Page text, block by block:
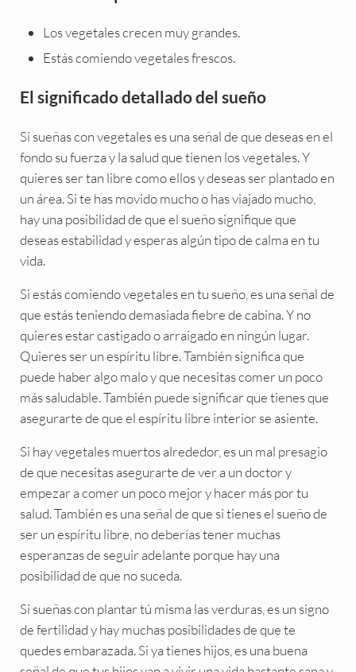
Los vegetales crecen muy grandes.
Estás comiendo vegetales frescos.
El significado detallado del sueño
Si sueñas con vegetales es una señal de que deseas en el
fondo su fuerza y la salud que tienen los vegetales. Y
quieres ser tan libre como ellos y deseas ser plantado en
un área. Si te has movido mucho o has viajado mucho,
hay una posibilidad de que el sueño signifique que
deseas estabilidad y esperas algún tipo de calma en tu
vida.
Si estás comiendo vegetales en tu sueño, es una señal de
que estás teniendo demasiada fiebre de cabina. Y no
quieres estar castigado o arraigado en ningún lugar.
Quieres ser un espíritu libre. También significa que
puede haber algo malo y que necesitas comer un poco
más saludable. También puede significar que tienes que
asegurarte de que el espíritu libre interior se asiente.
Si hay vegetales muertos alrededor, es un mal presagio
de que necesitas asegurarte de ver a un doctor y
empezar a comer un poco mejor y hacer más por tu
salud. También es una señal de que si tienes el sueño de
ser un espíritu libre, no deberías tener muchas
esperanzas de seguir adelante porque hay una
posibilidad de que no suceda.
Si sueñas con plantar tú misma las verduras, es un signo
de fertilidad y hay muchas posibilidades de que te
quedes embarazada. Si ya tienes hijos, es una buena